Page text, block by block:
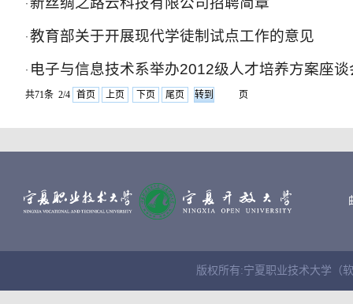
·
· 教育部关于开展现代学徒制试点工作的意见
· 电子与信息技术系举办2012级人才培养方案座谈
共71条 2/4 首页 上页 下页 尾页 页
版权所有:宁夏职业技术大学（